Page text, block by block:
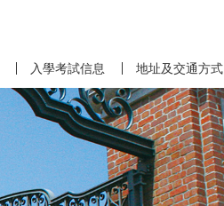
入學考試信息 地址及交通方式